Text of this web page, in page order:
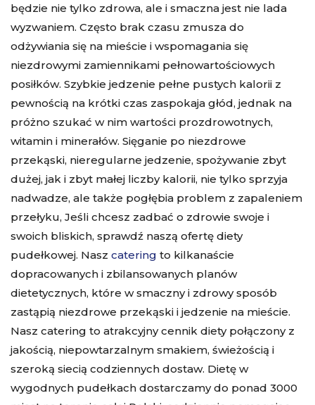
będzie nie tylko zdrowa, ale i smaczna jest nie lada
wyzwaniem. Często brak czasu zmusza do
odżywiania się na mieście i wspomagania się
niezdrowymi zamiennikami pełnowartościowych
posiłków. Szybkie jedzenie pełne pustych kalorii z
pewnością na krótki czas zaspokaja głód, jednak na
próżno szukać w nim wartości prozdrowotnych,
witamin i minerałów. Sięganie po niezdrowe
przekąski, nieregularne jedzenie, spożywanie zbyt
dużej, jak i zbyt małej liczby kalorii, nie tylko sprzyja
nadwadze, ale także pogłębia problem z zapaleniem
przełyku, Jeśli chcesz zadbać o zdrowie swoje i
swoich bliskich, sprawdź naszą ofertę diety
pudełkowej. Nasz catering to kilkanaście
dopracowanych i zbilansowanych planów
dietetycznych, które w smaczny i zdrowy sposób
zastąpią niezdrowe przekąski i jedzenie na mieście.
Nasz catering to atrakcyjnycennik dietypołączony z
jakością, niepowtarzalnym smakiem, świeżością i
szeroką siecią codziennych dostaw. Dietę w
wygodnych pudełkach dostarczamy do ponad 3000